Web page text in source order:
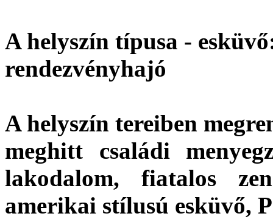
A helyszín típusa -
rendezvényhajó
A helyszín tereiben
meghitt családi
lakodalom, fiatalos
amerikai stílusú esküvő,